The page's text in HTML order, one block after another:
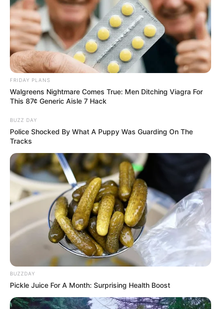
Deixe um Comentário
VEJA TAMBÉM
FRIDAY PLANS
Walgreens Nightmare Comes True: Men Ditching Viagra For
This 87¢ Generic Aisle 7 Hack
BUZZ DAY
Police Shocked By What A Puppy Was Guarding On The
Tracks
BUZZDAY
Pickle Juice For A Month: Surprising Health Boost